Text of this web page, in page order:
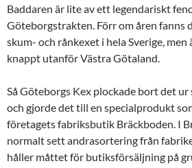
Baddaren är lite av ett legendariskt
Göteborgstrakten. Förr om åren fanns
skum- och rånkexet i hela Sverige, men
knappt utanför Västra Götaland.
Så Göteborgs Kex plockade bort det
och gjorde det till en specialprodukt
företagets fabriksbutik Bräckboden. I
normalt sett andrasortering från
håller måttet för butiksförsäljning på